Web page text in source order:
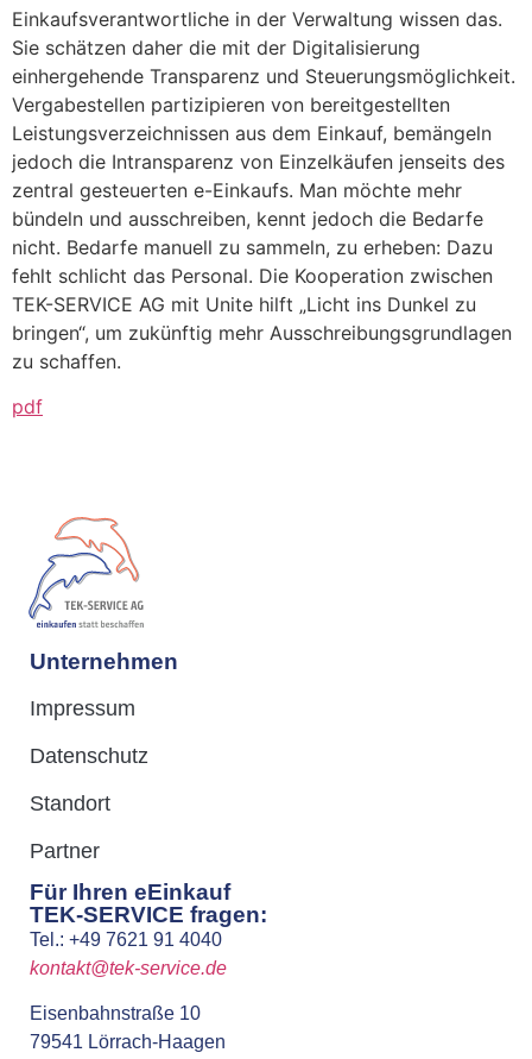
Einkaufsverantwortliche in der Verwaltung wissen das.
Sie schätzen daher die mit der Digitalisierung
einhergehende Transparenz und Steuerungsmöglichkeit.
Vergabestellen partizipieren von bereitgestellten
Leistungsverzeichnissen aus dem Einkauf, bemängeln
jedoch die Intransparenz von Einzelkäufen jenseits des
zentral gesteuerten e-Einkaufs. Man möchte mehr
bündeln und ausschreiben, kennt jedoch die Bedarfe
nicht. Bedarfe manuell zu sammeln, zu erheben: Dazu
fehlt schlicht das Personal. Die Kooperation zwischen
TEK-SERVICE AG mit Unite hilft „Licht ins Dunkel zu
bringen“, um zukünftig mehr Ausschreibungsgrundlagen
zu schaffen.
pdf
Unternehmen
Impressum
Datenschutz
Standort
Partner
Für Ihren eEinkauf
TEK-SERVICE fragen:
Tel.: +49 7621 91 4040
kontakt@tek-service.de
Eisenbahnstraße 10
79541 Lörrach-Haagen